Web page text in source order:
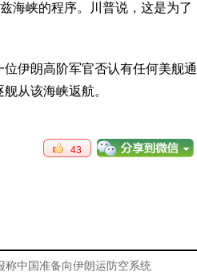
海峡的程序。川普说，这是为了
伊朗高阶军官否认有任何美舰通
从该海峡返航。
43
称中国准备向伊朗运防空系统